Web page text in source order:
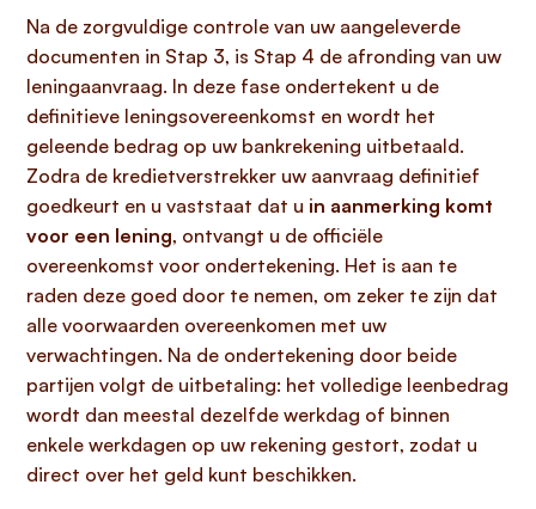
Na de zorgvuldige controle van uw aangeleverde
documenten in Stap 3, is Stap 4 de afronding van uw
leningaanvraag. In deze fase ondertekent u de
definitieve leningsovereenkomst en wordt het
geleende bedrag op uw bankrekening uitbetaald.
Zodra de kredietverstrekker uw aanvraag definitief
goedkeurt en u vaststaat dat u in aanmerking komt
voor een lening, ontvangt u de officiële
overeenkomst voor ondertekening. Het is aan te
raden deze goed door te nemen, om zeker te zijn dat
alle voorwaarden overeenkomen met uw
verwachtingen. Na de ondertekening door beide
partijen volgt de uitbetaling: het volledige leenbedrag
wordt dan meestal dezelfde werkdag of binnen
enkele werkdagen op uw rekening gestort, zodat u
direct over het geld kunt beschikken.